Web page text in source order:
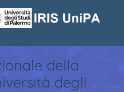
della
degli